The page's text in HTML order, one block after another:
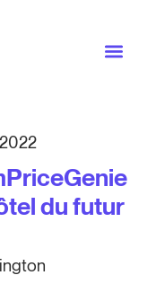
du futur